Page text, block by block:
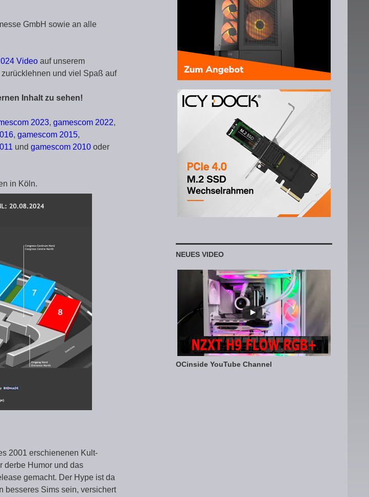
GmbH sowie an alle
Video auf unserem
und viel Spaß auf
Inhalt zu sehen!
2023, gamescom 2022,
, gamescom 2015,
und gamescom 2010 oder
in Köln.
2001 erschienenen Kult-
derbe Humor und das
gemacht. Der Hype ist da
besseres Sims sein, versichert
NEUES VIDEO
OCinside YouTube Channel